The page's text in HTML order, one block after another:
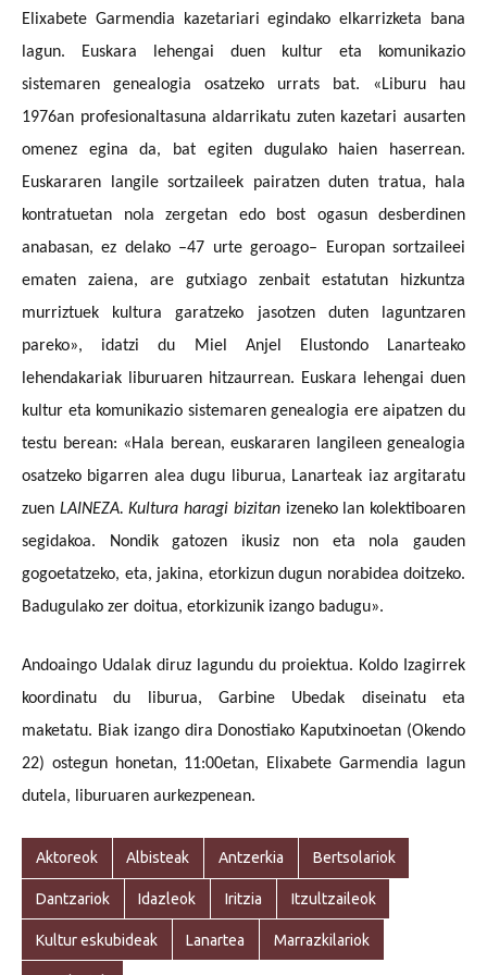
Elixabete Garmendia kazetariari egindako elkarrizketa bana
lagun. Euskara lehengai duen kultur eta komunikazio
sistemaren genealogia osatzeko urrats bat. «Liburu hau
1976an profesionaltasuna aldarrikatu zuten kazetari ausarten
omenez egina da, bat egiten dugulako haien haserrean.
Euskararen langile sortzaileek pairatzen duten tratua, hala
kontratuetan nola zergetan edo bost ogasun desberdinen
anabasan, ez delako –47 urte geroago– Europan sortzaileei
ematen zaiena, are gutxiago zenbait estatutan hizkuntza
murriztuek kultura garatzeko jasotzen duten laguntzaren
pareko», idatzi du Miel Anjel Elustondo Lanarteako
lehendakariak liburuaren hitzaurrean. Euskara lehengai duen
kultur eta komunikazio sistemaren genealogia ere aipatzen du
testu berean: «Hala berean, euskararen langileen genealogia
osatzeko bigarren alea dugu liburua, Lanarteak iaz argitaratu
zuen LAINEZA. Kultura haragi bizitan izeneko lan kolektiboaren
segidakoa. Nondik gatozen ikusiz non eta nola gauden
gogoetatzeko, eta, jakina, etorkizun dugun norabidea doitzeko.
Badugulako zer doitua, etorkizunik izango badugu».
Andoaingo Udalak diruz lagundu du proiektua. Koldo Izagirrek
koordinatu du liburua, Garbine Ubedak diseinatu eta
maketatu. Biak izango dira Donostiako Kaputxinoetan (Okendo
22) ostegun honetan, 11:00etan, Elixabete Garmendia lagun
dutela, liburuaren aurkezpenean.
Aktoreok Albisteak Antzerkia Bertsolariok
Dantzariok Idazleok Iritzia Itzultzaileok
Kultur eskubideak Lanartea Marrazkilariok